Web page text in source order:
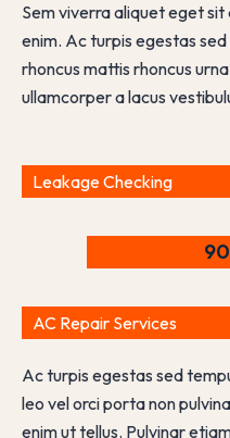
Sem viverra aliquet eget
enim. Ac turpis egestas
rhoncus mattis rhoncus
ullamcorper a lacus
Leakage Checking
90
AC Repair Services
Ac turpis egestas sed
leo vel orci porta non
enim ut tellus. Pulvinar